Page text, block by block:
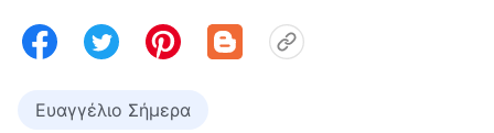
ενσαρκωμένος ως Κύριος Ιησούς για να
για χάρη του ανθρώπου, να αποτελέσει
Ευαγγέλιο Σήμερα